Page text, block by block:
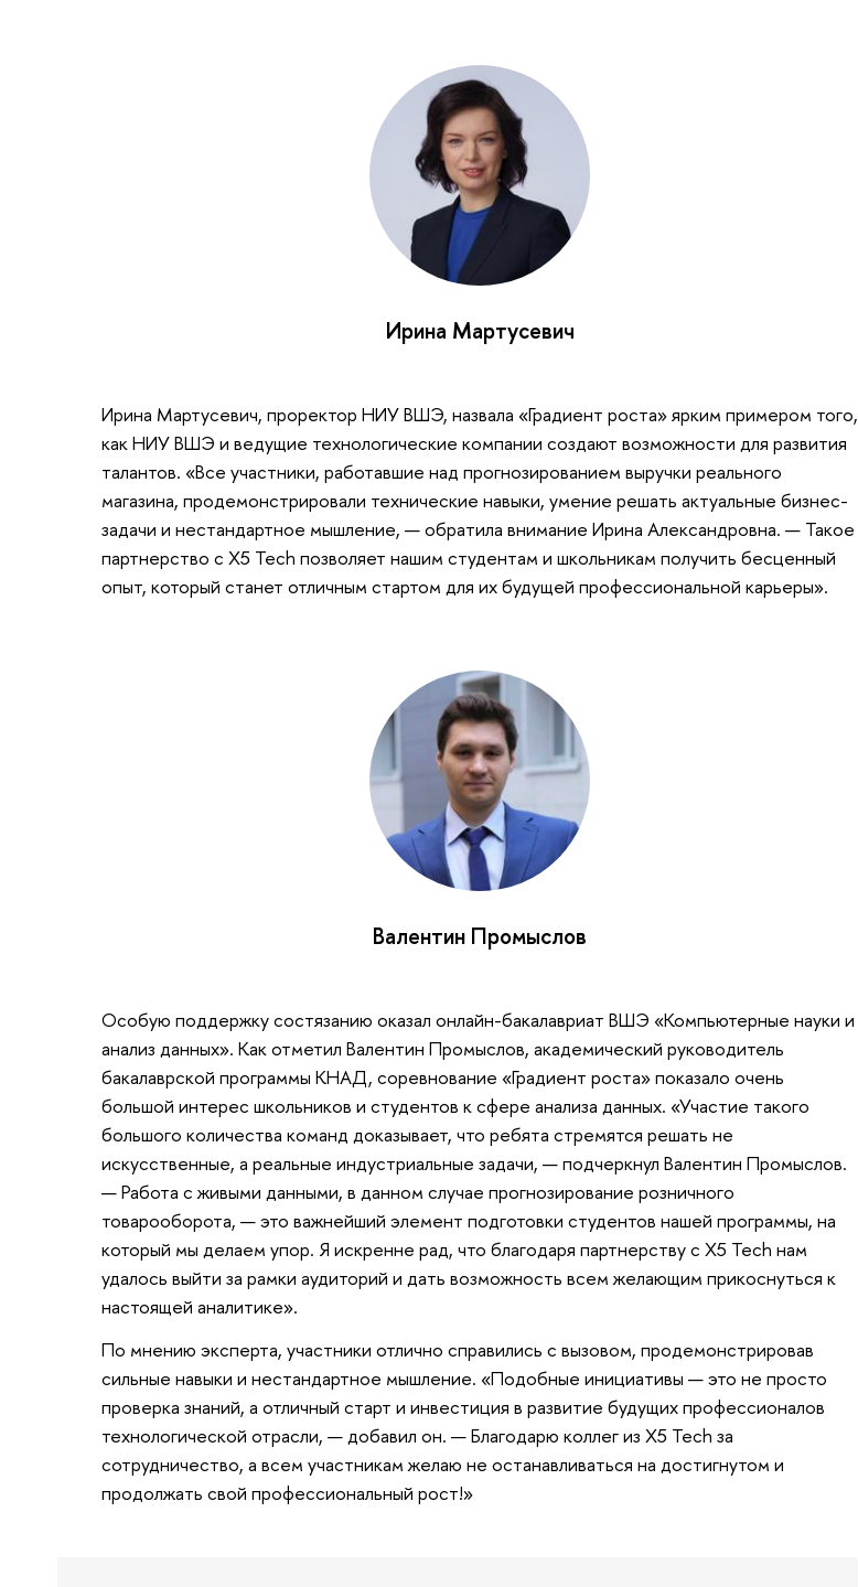
Ирина Мартусевич
Ирина Мартусевич, проректор НИУ ВШЭ, назвала «Градиент роста» ярким примером того,
как НИУ ВШЭ и ведущие технологические компании создают возможности для развития
талантов. «Все участники, работавшие над прогнозированием выручки реального
магазина, продемонстрировали технические навыки, умение решать актуальные бизнес-
задачи и нестандартное мышление, — обратила внимание Ирина Александровна. — Такое
партнерство с X5 Tech позволяет нашим студентам и школьникам получить бесценный
опыт, который станет отличным стартом для их будущей профессиональной карьеры».
Валентин Промыслов
Особую поддержку состязанию оказал онлайн-бакалавриат ВШЭ «Компьютерные науки и
анализ данных». Как отметил Валентин Промыслов, академический руководитель
бакалаврской программы КНАД, соревнование «Градиент роста» показало очень
большой интерес школьников и студентов к сфере анализа данных. «Участие такого
большого количества команд доказывает, что ребята стремятся решать не
искусственные, а реальные индустриальные задачи, — подчеркнул Валентин Промыслов.
— Работа с живыми данными, в данном случае прогнозирование розничного
товарооборота, — это важнейший элемент подготовки студентов нашей программы, на
который мы делаем упор. Я искренне рад, что благодаря партнерству с X5 Tech нам
удалось выйти за рамки аудиторий и дать возможность всем желающим прикоснуться к
настоящей аналитике».
По мнению эксперта, участники отлично справились с вызовом, продемонстрировав
сильные навыки и нестандартное мышление. «Подобные инициативы — это не просто
проверка знаний, а отличный старт и инвестиция в развитие будущих профессионалов
технологической отрасли, — добавил он. — Благодарю коллег из X5 Tech за
сотрудничество, а всем участникам желаю не останавливаться на достигнутом и
продолжать свой профессиональный рост!»